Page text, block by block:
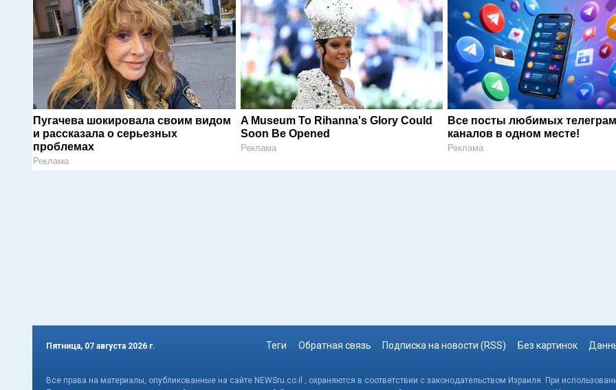
Пугачева шокировала своим видом
и рассказала о серьезных
проблемах
Реклама
A Museum To Rihanna's Glory Could
Soon Be Opened
Реклама
Все посты любимых
каналов в одном месте!
Реклама
Пятница, 07 августа 2026 г. Теги Обратная связь Подписка на новости (RSS) Без картинок
Все права на материалы, опубликованные на сайте NEWSru.co.il , охраняются в соответствии с законодательством Израиля. При